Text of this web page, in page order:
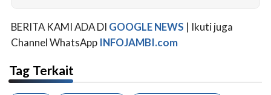
BERITA KAMI ADA DI GOOGLE NEWS | Ikuti juga
Channel WhatsApp INFOJAMBI.com
Tag Terkait